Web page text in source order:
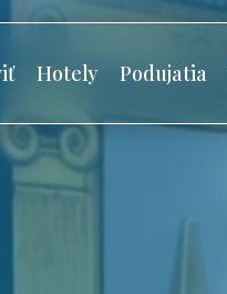
Hotely Podujatia